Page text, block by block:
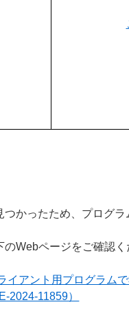
かったため、プログラ
Webページをご確認く
イアント用プログラム
2024-11859）